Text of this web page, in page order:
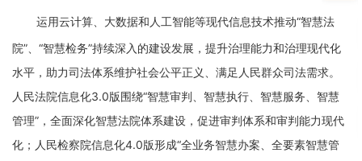
运用云计算、大数据和人工智能等现代信息技术推动“智慧法
院”、“智慧检务”持续深入的建设发展，提升治理能力和治理现代化
水平，助力司法体系维护社会公平正义、满足人民群众司法需求。
人民法院信息化3.0版围绕“智慧审判、智慧执行、智慧服务、智慧
管理”，全面深化智慧法院体系建设，促进审判体系和审判能力现代
化；人民检察院信息化4.0版形成“全业务智慧办案、全要素智慧管